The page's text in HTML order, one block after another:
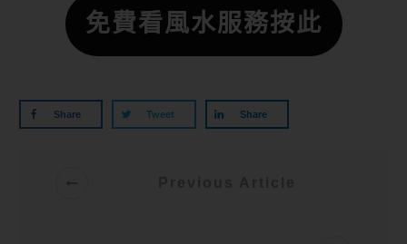
免費看風水服務按此
Share Tweet Share